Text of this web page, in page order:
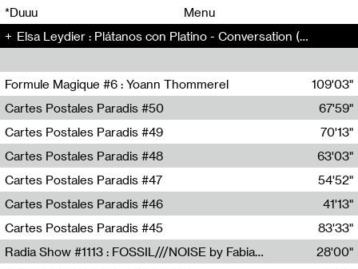
*Duuu
Menu
Elsa Leydier : Plátanos con Platino - Conversation (152)
Formule Magique #6 : Yoann Thommerel
Nathalie Lacroix,Yoann Thommerel
109'03"
Cartes Postales Paradis #50
Zoé Leroux
67'59"
Cartes Postales Paradis #49
Aurore Portales
70'13"
Cartes Postales Paradis #48
Mathias Dupaquier
63'03"
Cartes Postales Paradis #47
Raymond Engramer
54'52"
Cartes Postales Paradis #46
Sarah Banville
41'13"
Cartes Postales Paradis #45
Mateo Cuin
83'33"
Radia Show #1113 : FOSSIL///NOISE by Fabiana Gibim / Wave Farm
28'00"
00 00
00 00